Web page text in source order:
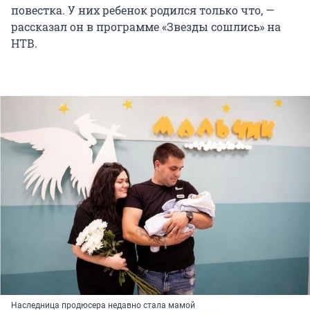
повестка. У них ребенок родился только что, —
рассказал он в программе «Звезды сошлись» на
НТВ.
Наследница продюсера недавно стала мамой